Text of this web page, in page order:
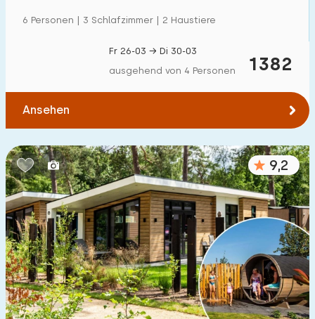
Kinderfreundlich
Kindermöbel
Eingezäunter Garten 60
Spielgeräte im Garten 38
Hallenbad 700 +
Freibad 800 +
Kinderanimation 700 +
Kindereinrichtungen im Park 700 +
6 Personen | 3 Schlafzimmer | 2 Haustiere
1382
Fr 26-03 → Di 30-03
ausgehend von 4 Personen
Ansehen
9,2